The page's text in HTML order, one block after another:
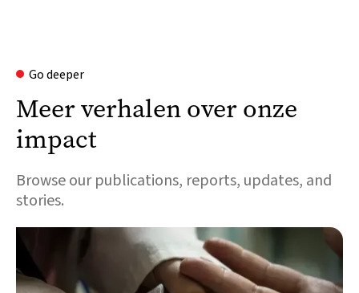
Go deeper
Meer verhalen over onze
impact
Browse our publications, reports, updates, and
stories.